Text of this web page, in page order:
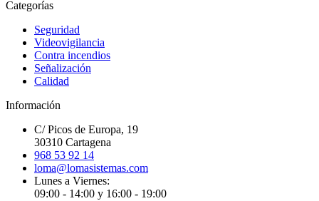
Categorías
Seguridad
Videovigilancia
Contra incendios
Señalización
Calidad
Información
C/ Picos de Europa, 19
30310 Cartagena
968 53 92 14
loma@lomasistemas.com
Lunes a Viernes:
09:00 - 14:00 y 16:00 - 19:00